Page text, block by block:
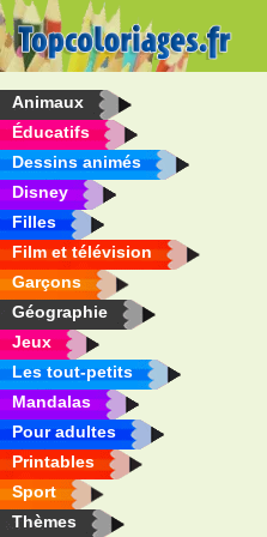
Animaux
Éducatifs
Dessins animés
Disney
Filles
Film et télévision
Garçons
Géographie
Jeux
Les tout-petits
Mandalas
Pour adultes
Printables
Sport
Thèmes